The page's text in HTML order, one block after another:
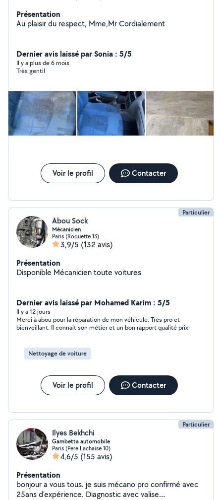
Présentation
Au plaisir du respect, Mme,Mr Cordialement
Dernier avis laissé par Sonia : 5/5
Il y a plus de 6 mois
Très gentil
Voir le profil Contacter
Particulier
Abou Sock
Mécanicien
Paris (Roquette 13)
3,9/5 (132 avis)
Présentation
Disponible Mécanicien toute voitures
Dernier avis laissé par Mohamed Karim : 5/5
Il y a 12 jours
Merci à abou pour la réparation de mon véhicule. Très pro et
bienveillant. Il connaît son métier et un bon rapport qualité prix
Nettoyage de voiture
Voir le profil Contacter
Particulier
Ilyes Bekhchi
Gambetta automobile
Paris (Pere Lachaise 10)
4,6/5 (155 avis)
Présentation
bonjour a vous tous. je suis mécano pro confirmé avec
25ans d'expérience. Diagnostic avec valise